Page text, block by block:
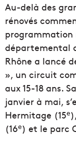
Au-delà des
rénovés
programmation
départemental
Rhône a lancé
», un circuit
aux 15-18 ans.
janvier à mai,
Hermitage (15e
(16e) et le parc